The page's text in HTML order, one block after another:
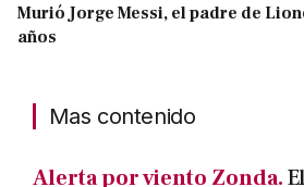
Murió Jorge Messi, el padre de
años
Mas contenido
Alerta por viento Zonda.